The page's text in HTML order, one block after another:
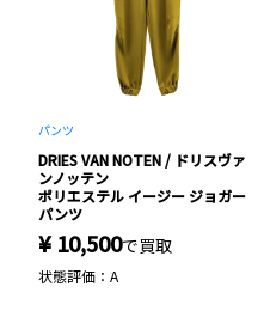
パンツ
DRIES VAN NOTEN / ドリスヴァ
ンノッテン
ポリエステル イージー ジョガー
パンツ
¥ 10,500で買取
状態評価：A